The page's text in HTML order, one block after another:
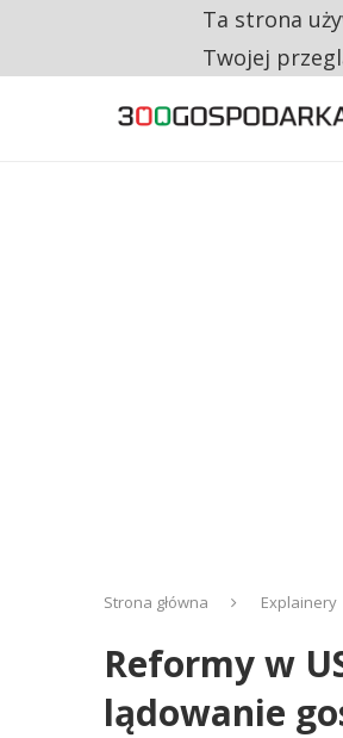
RESTRYKCJE
Strona główna Explainery
Reformy w
lądowanie
Ta strona
Twojej